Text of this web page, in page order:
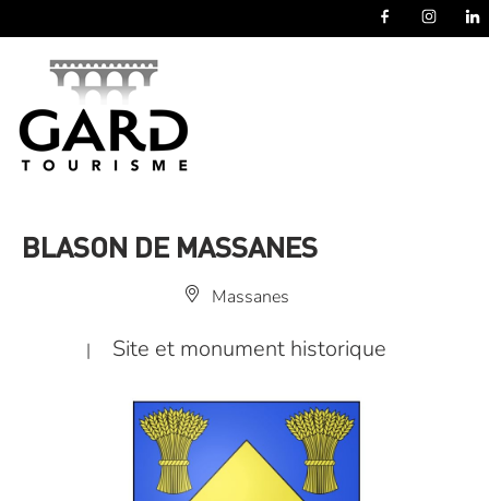
BLASON DE MASSANES
Massanes
| Site et monument historique